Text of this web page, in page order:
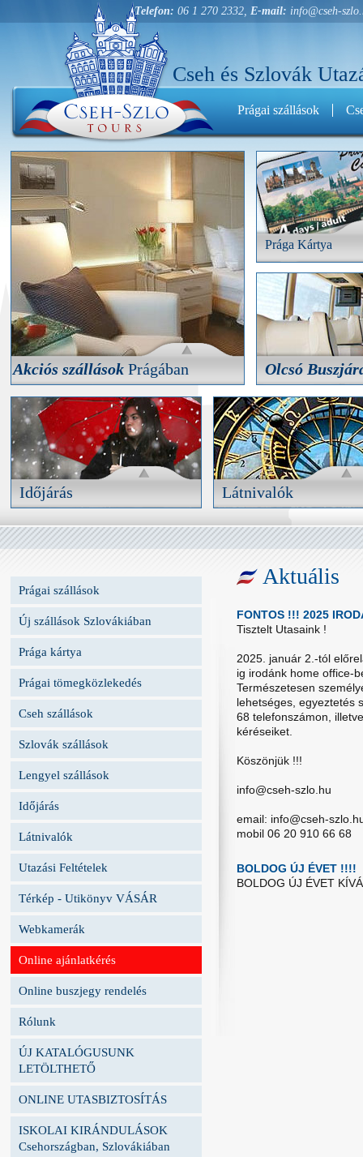
Telefon: 06 1 270 2332, E-mail: info@cseh-
Cseh és Szlovák
Prágai szállások
Akciós szállások Prágában
Akciós szállásokPrágában
Válogasson kedvére folyamatosan bővülő,
akciós prágai szálláshelyeink kínálatából.
Prága Kártya
Prága Kártya
Vegye meg Prága
kedvezményesen,
Olcsó
Olcsó
Teljes árú
légkondícionált
Időjárás
Időjárás
Ne érje váratlanul az eső, tájékozódjon
Látnivalók
Látnivalók
Nézze meg előre, hogy mit
Prágai szállások
Új szállások Szlovákiában
Prága kártya
Prágai tömegközlekedés
Cseh szállások
Szlovák szállások
Lengyel szállások
Időjárás
Látnivalók
Utazási Feltételek
Térkép - Utikönyv VÁSÁR
Webkamerák
Online ajánlatkérés
Online buszjegy rendelés
Rólunk
ÚJ KATALÓGUSUNK
LETÖLTHETŐ
ONLINE UTASBIZTOSÍTÁS
ISKOLAI KIRÁNDULÁSOK
Csehországban, Szlovákiában
Aktuális
FONTOS !!! 2025
Tisztelt Utasaink !
2025. január 2.-tól
ig irodánk home office-
Természetesen
lehetséges, egyeztetés
68 telefonszámon,
kéréseiket.
Köszönjük !!!
info@cseh-szlo.hu
email: info@cseh-
mobil 06 20 910 66 68
BOLDOG ÚJ ÉVET !!!!
BOLDOG ÚJ ÉVET